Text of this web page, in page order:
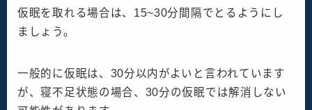
仮眠を取れる場合は、15~30分間隔でとるようにし
ましょう。
一般的に仮眠は、30分以内がよいと言われています
が、寝不足状態の場合、30分の仮眠では解消しない